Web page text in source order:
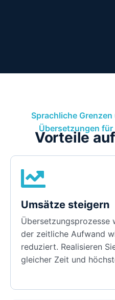
Sprachliche
Übersetzungen
Vorteile
Umsätze steigern
Übersetzungsprozesse
der zeitliche Aufwand
reduziert. Realisieren
gleicher Zeit und